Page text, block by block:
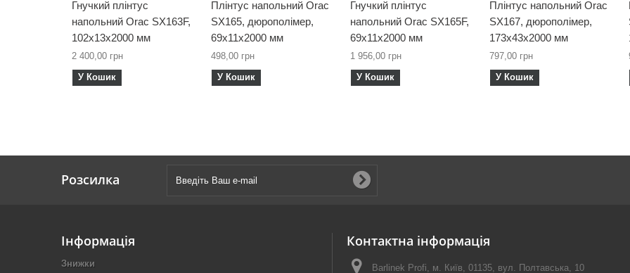
Гнучкий плінтус
напольний Orac SX163F,
102х13х2000 мм
2 400,00 грн
У Кошик
Плінтус напольний Orac
SX165, дюрополімер,
69х11х2000 мм
498,00 грн
У Кошик
Гнучкий плінтус
напольний Orac SX165F,
69х11х2000 мм
1 956,00 грн
У Кошик
Плінтус напольний Orac
SX167, дюрополімер,
173х43х2000 мм
797,00 грн
У Кошик
Розсилка
Інформація
Знижки
Контактна інформація
Barlinek Profi, м. Київ, 01135, вул. Полтавська, 10